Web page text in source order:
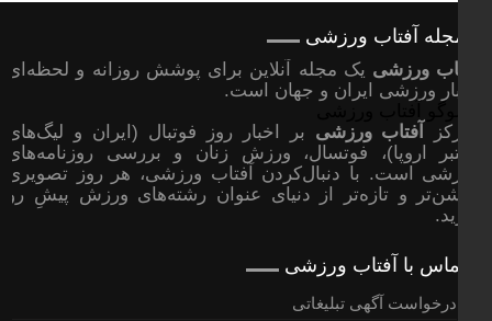
آفتاب ورزشی
ورزشی یک مجله آنلاین برای پوشش روزانه و لحظه‌ای
ورزشی ایران و جهان است.
آفتاب ورزشیبر اخبار روز فوتبال (ایران و لیگ‌های
اروپا)، فوتسال، ورزش زنان و بررسی روزنامه‌های
است. با دنبال‌کردن آفتاب ورزشی، هر روز تصویری
و تازه‌تر از دنیای عنوان رشته‌های ورزش پیشِ رو
با آفتاب ورزشی
درخواست آگهی تبلیغاتی